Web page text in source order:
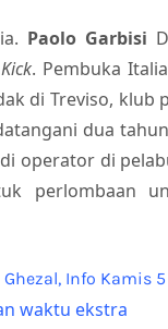
Paolo Garbisi
. Pembuka
di Treviso, klub
dua
operator di
perlombaan
waktu ekstra